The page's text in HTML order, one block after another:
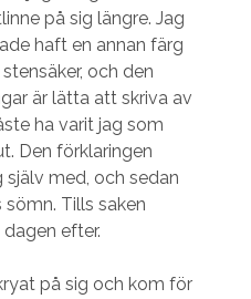
på sig längre. Jag
haft en annan färg
och den
är lätta att skriva av
ha varit jag som
Den förklaringen
med, och sedan
Tills saken
efter.
på sig och kom för